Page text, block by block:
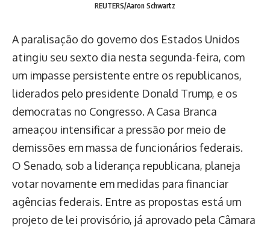
REUTERS/Aaron Schwartz
A paralisação do governo dos Estados Unidos
atingiu seu sexto dia nesta segunda-feira, com
um impasse persistente entre os republicanos,
liderados pelo presidente Donald Trump, e os
democratas no Congresso. A Casa Branca
ameaçou intensificar a pressão por meio de
demissões em massa de funcionários federais.
O Senado, sob a liderança republicana, planeja
votar novamente em medidas para financiar
agências federais. Entre as propostas está um
projeto de lei provisório, já aprovado pela Câmara